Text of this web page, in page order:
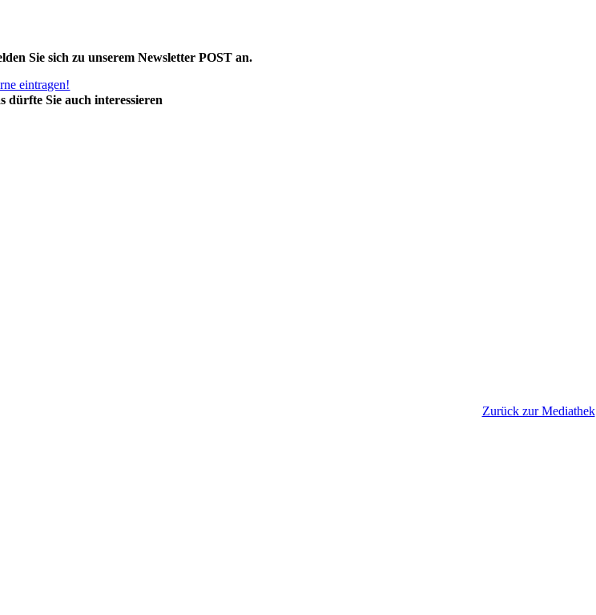
Sie sich zu unserem Newsletter POST an.
eintragen!
dürfte Sie auch interessieren
Zurück zur Mediathek